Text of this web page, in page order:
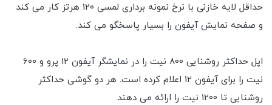
حداقل لایه خازنی با نرخ نمونه برداری لمسی 120 هرتز کار می کند
و صفحه نمایش آیفون را بسیار پاسخگو می کند.
اپل حداکثر روشنایی 800 نیت را در نمایشگر آیفون 12 پرو و 600
نیت را برای آیفون 12 اعلام کرده است. هر دو گوشی حداکثر
روشنایی تا 1200 نیت را ارائه می دهند.